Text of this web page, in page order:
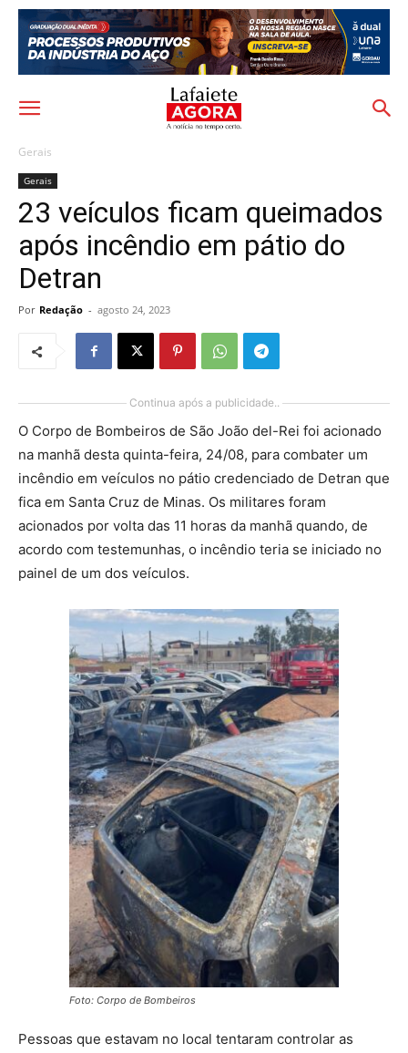
Gerais
Gerais
23 veículos ficam queimados
após incêndio em pátio do
Detran
Por Redação - agosto 24, 2023
Continua após a publicidade..
O Corpo de Bombeiros de São João del-Rei foi acionado
na manhã desta quinta-feira, 24/08, para combater um
incêndio em veículos no pátio credenciado de Detran que
fica em Santa Cruz de Minas. Os militares foram
acionados por volta das 11 horas da manhã quando, de
acordo com testemunhas, o incêndio teria se iniciado no
painel de um dos veículos.
Foto: Corpo de Bombeiros
Pessoas que estavam no local tentaram controlar as